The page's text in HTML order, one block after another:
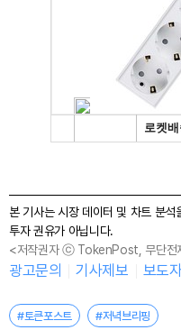
본 기사는 시장 데이터 및 차트 분
투자 권유가 아닙니다.
<저작권자 ⓒ TokenPost, 무단전
광고문의 기사제보 보도
#토큰포스트 #저녁브리핑